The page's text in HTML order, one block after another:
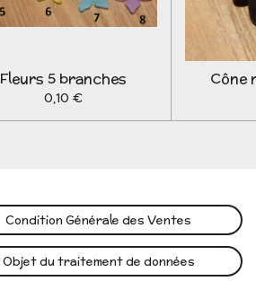
Fleurs 5 branches
0,10 €
Cône
Condition Générale des Ventes
Objet du traitement de données